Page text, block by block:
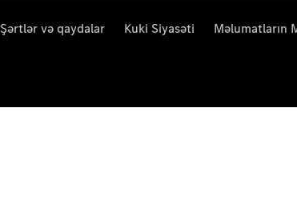
Şərtlər və qaydalar Kuki Siyasəti Məlumatların